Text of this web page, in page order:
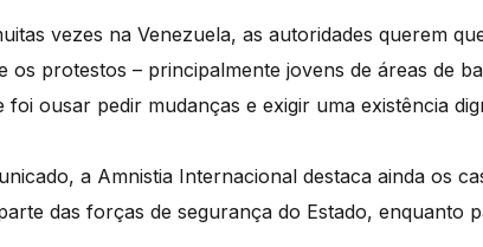
vezes na Venezuela, as autoridades querem
os protestos – principalmente jovens de áreas de
foi ousar pedir mudanças e exigir uma existência
a Amnistia Internacional destaca ainda os
das forças de segurança do Estado, enquanto